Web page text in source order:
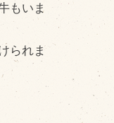
もいま
られま